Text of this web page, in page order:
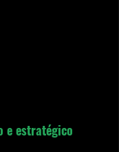
e estratégico